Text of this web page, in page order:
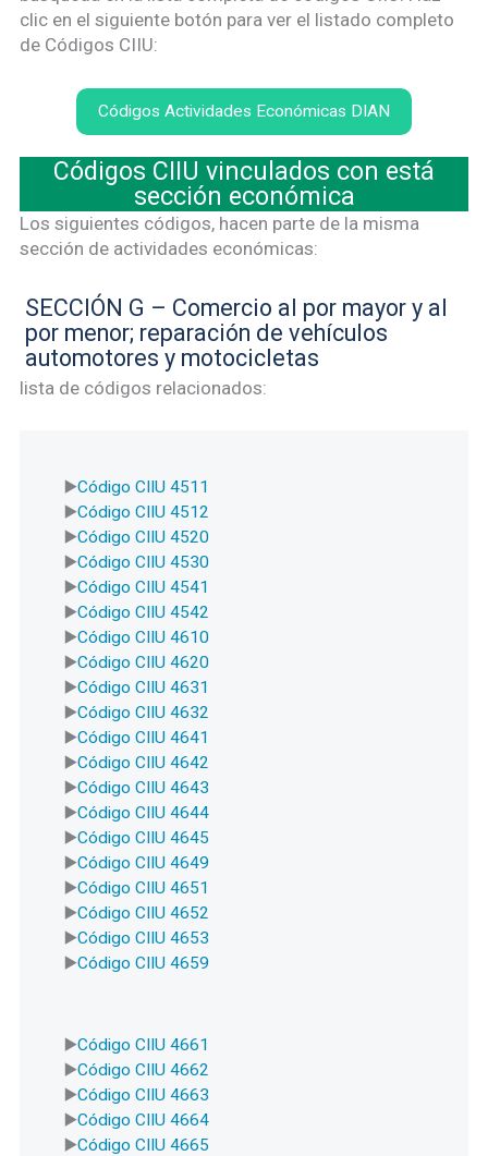
clic en el siguiente botón para ver el listado completo
de Códigos CIIU:
Códigos Actividades Económicas DIAN
Códigos CIIU vinculados con está
sección económica
Los siguientes códigos, hacen parte de la misma
sección de actividades económicas:
SECCIÓN G – Comercio al por mayor y al
por menor; reparación de vehículos
automotores y motocicletas
lista de códigos relacionados:
Código CIIU 4511
Código CIIU 4512
Código CIIU 4520
Código CIIU 4530
Código CIIU 4541
Código CIIU 4542
Código CIIU 4610
Código CIIU 4620
Código CIIU 4631
Código CIIU 4632
Código CIIU 4641
Código CIIU 4642
Código CIIU 4643
Código CIIU 4644
Código CIIU 4645
Código CIIU 4649
Código CIIU 4651
Código CIIU 4652
Código CIIU 4653
Código CIIU 4659
Código CIIU 4661
Código CIIU 4662
Código CIIU 4663
Código CIIU 4664
Código CIIU 4665